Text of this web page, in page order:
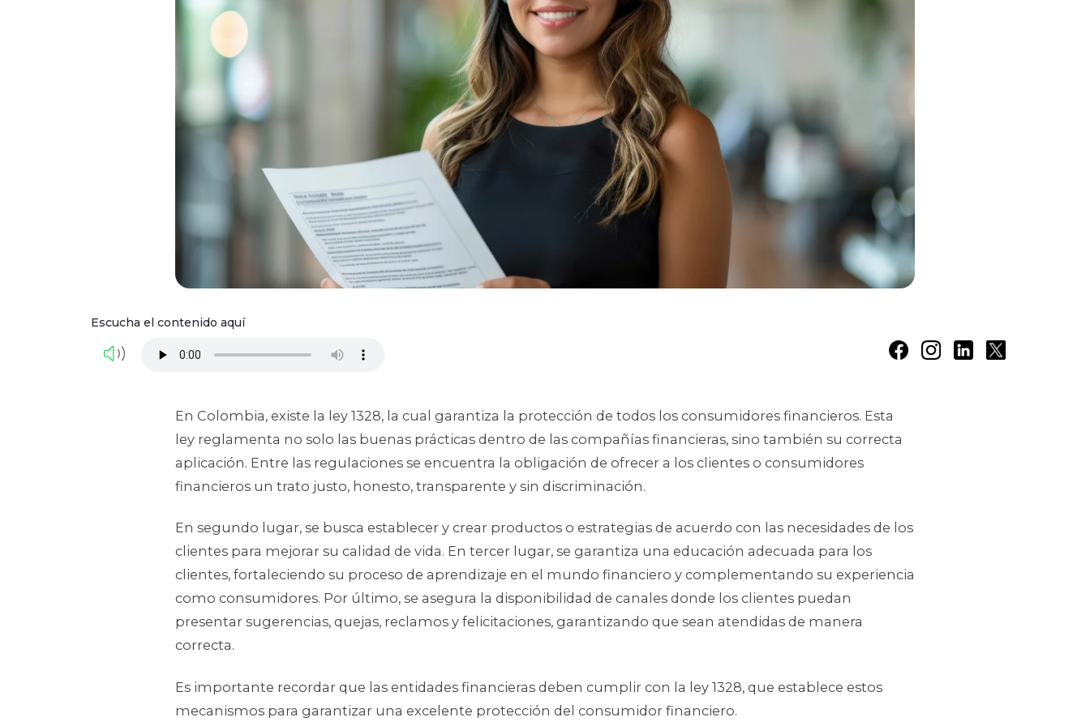
Escucha el contenido aquí
En Colombia, existe la ley 1328, la cual garantiza la protección de todos los consumidores financieros. Esta
ley reglamenta no solo las buenas prácticas dentro de las compañías financieras, sino también su correcta
aplicación. Entre las regulaciones se encuentra la obligación de ofrecer a los clientes o consumidores
financieros un trato justo, honesto, transparente y sin discriminación.
En segundo lugar, se busca establecer y crear productos o estrategias de acuerdo con las necesidades de los
clientes para mejorar su calidad de vida. En tercer lugar, se garantiza una educación adecuada para los
clientes, fortaleciendo su proceso de aprendizaje en el mundo financiero y complementando su experiencia
como consumidores. Por último, se asegura la disponibilidad de canales donde los clientes puedan
presentar sugerencias, quejas, reclamos y felicitaciones, garantizando que sean atendidas de manera
correcta.
Es importante recordar que las entidades financieras deben cumplir con la ley 1328, que establece estos
mecanismos para garantizar una excelente protección del consumidor financiero.